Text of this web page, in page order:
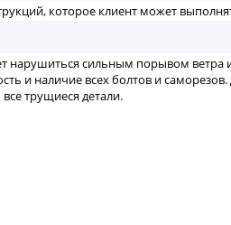
которое клиент может
сильным порывом ветра
и наличие всех болтов и
трущиеся детали.